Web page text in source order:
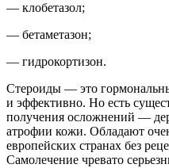
— клобетазол;
— бетаметазон;
— гидрокортизон.
Стероиды — это
и эффективно. Но есть
получения осложнений —
атрофии кожи. Обладают
европейских странах без
Самолечение чревато